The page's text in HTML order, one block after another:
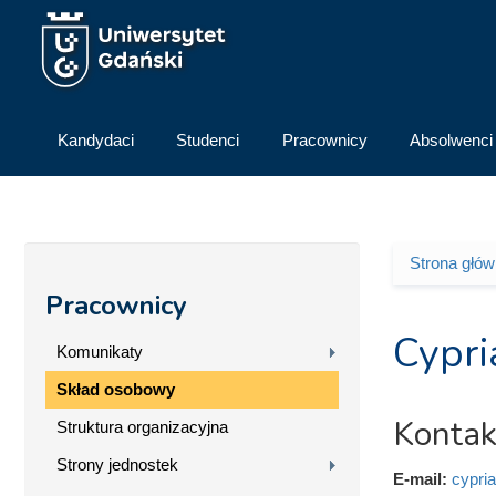
Przejdź do treści
Kandydaci Studenci Pracownicy Absolwenci
Pracownicy
Komunikaty
Skład osobowy
Struktura organizacyjna
Strony jednostek
Strona
E-mail: